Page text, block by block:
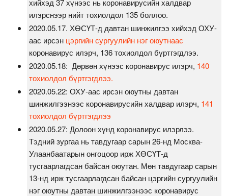
хийхэд 37 хүнээс нь коронавирусийн халдвар
илэрснээр нийт тохиолдол 135 боллоо.
2020.05.17. ХӨСҮТ-д давтан шинжилгээ хийхэд ОХУ-
аас ирсэн цэргийн сургуулийн нэг оюутнаас
коронавирус илэрч, 136 тохиолдол бүртгэгдлээ.
2020.05.18: Дөрвөн хүнээс коронавирус илэрч, 140
тохиолдол бүртгэгдлээ.
2020.05.22: ОХУ-аас ирсэн оюутны давтан
шинжилгээнээс коронавирусийн халдвар илэрч, 141
тохиолдол бүртгэгдлээ
2020.05.27: Долоон хүнд коронавирус илэрлээ.
Тэдний зургаа нь тавдугаар сарын 26-нд Москва-
Улаанбаатарын онгоцоор ирж ХӨСҮТ-д
тусгаарлагдсан байсан оюутан. Мөн тавдугаар сарын
13-нд ирж тусгаарлагдсан байсан цэргийн сургуулийн
нэг оюутны давтан шинжилгээнээс коронавирус